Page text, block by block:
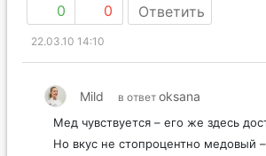
0 0 Ответить
22.03.10 14:10
Mild в ответ oksana
Мед чувствуется – его же здесь
Но вкус не стопроцентно медовый